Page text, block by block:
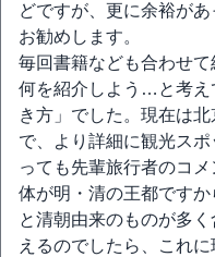
どですが、更に余裕が
お勧めします。
毎回書籍なども合わせ
何を紹介しよう…と考え
き方」でした。現在は
で、より詳細に観光ス
っても先輩旅行者のコ
体が明・清の王都です
と清朝由来のものが多
えるのでしたら、これ